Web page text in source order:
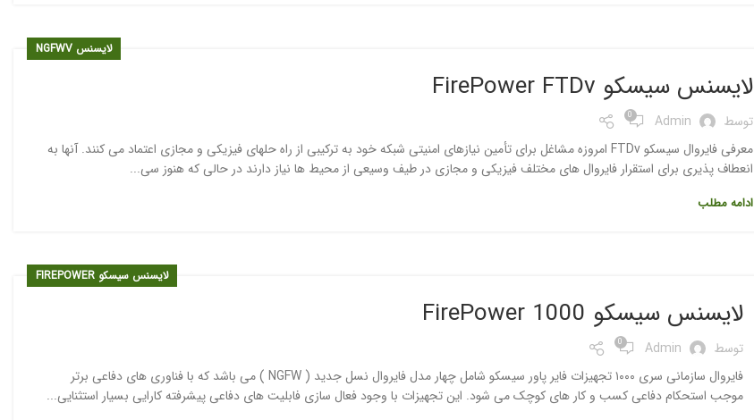
لایسنس NGFWV
لایسنس سیسکو FirePower FTDv
توسط Admin
0
معرفی فایروال سیسکو FTDv امروزه مشاغل برای تأمین نیازهای امنیتی شبکه خود به ترکیبی از راه حلهای فیزیکی و مجازی اعتماد می کنند. آنها به
انعطاف پذیری برای استقرار فایروال های مختلف فیزیکی و مجازی در طیف وسیعی از محیط ها نیاز دارند در حالی که هنوز سی...
ادامه مطلب
لایسنس سیسکو FIREPOWER
لایسنس سیسکو 1000 FirePower
توسط Admin
0
فایروال سازمانی سری ۱۰۰۰ تجهیزات فایر پاور سیسکو شامل چهار مدل فایروال نسل جدید ( NGFW ) می باشد که با فناوری های دفاعی برتر
موجب استحکام دفاعی کسب و کار های کوچک می شود. این تجهیزات با وجود فعال سازی فابلیت های دفاعی پیشرفته کارایی بسیار استثنایی...